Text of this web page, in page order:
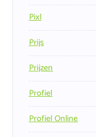
Pixl
Prijs
Prijzen
Profiel
Profiel Online